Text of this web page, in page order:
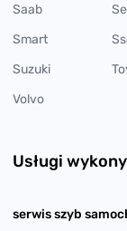
Saab
Smart
Suzuki
Volvo
Usługi
serwis szyb